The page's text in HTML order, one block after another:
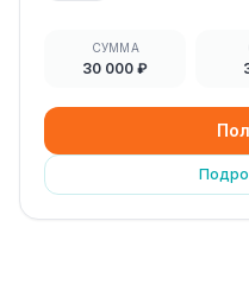
СУММА
30 000 ₽